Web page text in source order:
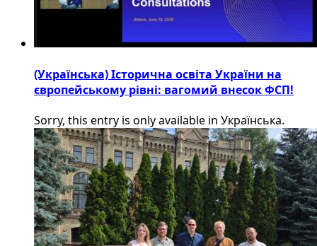
(Українська) Історична освіта України на
європейському рівні: вагомий внесок ФСП!
Sorry, this entry is only available in Українська.